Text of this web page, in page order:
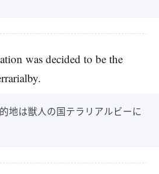
was decided to be the
地は獣人の国テラリアルビーに